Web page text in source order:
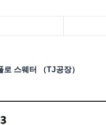
스웨터 （TJ공장）